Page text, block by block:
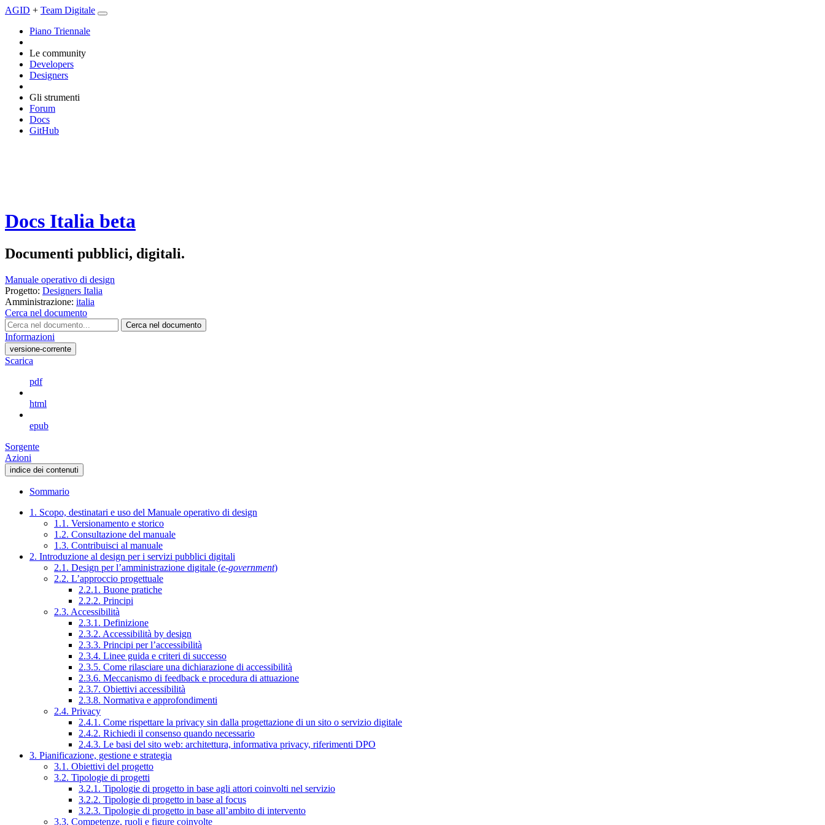
AGID + Team Digitale
Piano Triennale
Le community
Developers
Designers
Gli strumenti
Forum
Docs
GitHub
Docs Italia beta
Documenti pubblici, digitali.
Manuale operativo di design
Progetto: Designers Italia
Amministrazione: italia
Cerca nel documento
Cerca nel documento
Informazioni
versione-corrente
Scarica
pdf
html
epub
Sorgente
Azioni
indice dei contenuti
Sommario
1. Scopo, destinatari e uso del Manuale operativo di design
1.1. Versionamento e storico
1.2. Consultazione del manuale
1.3. Contribuisci al manuale
2. Introduzione al design per i servizi pubblici digitali
2.1. Design per l’amministrazione digitale (e-government)
2.2. L’approccio progettuale
2.2.1. Buone pratiche
2.2.2. Principi
2.3. Accessibilità
2.3.1. Definizione
2.3.2. Accessibilità by design
2.3.3. Principi per l’accessibilità
2.3.4. Linee guida e criteri di successo
2.3.5. Come rilasciare una dichiarazione di accessibilità
2.3.6. Meccanismo di feedback e procedura di attuazione
2.3.7. Obiettivi accessibilità
2.3.8. Normativa e approfondimenti
2.4. Privacy
2.4.1. Come rispettare la privacy sin dalla progettazione di un sito o servizio digitale
2.4.2. Richiedi il consenso quando necessario
2.4.3. Le basi del sito web: architettura, informativa privacy, riferimenti DPO
3. Pianificazione, gestione e strategia
3.1. Obiettivi del progetto
3.2. Tipologie di progetti
3.2.1. Tipologie di progetto in base agli attori coinvolti nel servizio
3.2.2. Tipologie di progetto in base al focus
3.2.3. Tipologie di progetto in base all’ambito di intervento
3.3. Competenze, ruoli e figure coinvolte